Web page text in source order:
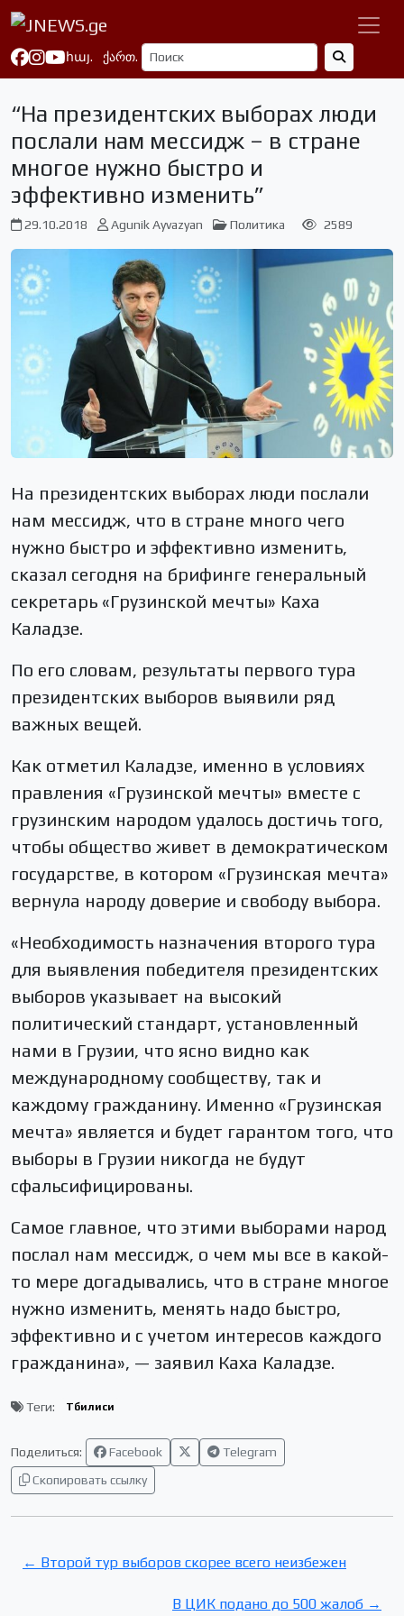
հայ. ქართ.
“На президентских выборах люди
послали нам мессидж – в стране
многое нужно быстро и
эффективно изменить”
29.10.2018 Agunik Ayvazyan Политика 2589
На президентских выборах люди послали
нам мессидж, что в стране много чего
нужно быстро и эффективно изменить,
сказал сегодня на брифинге генеральный
секретарь «Грузинской мечты» Каха
Каладзе.
По его словам, результаты первого тура
президентских выборов выявили ряд
важных вещей.
Как отметил Каладзе, именно в условиях
правления «Грузинской мечты» вместе с
грузинским народом удалось достичь того,
чтобы общество живет в демократическом
государстве, в котором «Грузинская мечта»
вернула народу доверие и свободу выбора.
«Необходимость назначения второго тура
для выявления победителя президентских
выборов указывает на высокий
политический стандарт, установленный
нами в Грузии, что ясно видно как
международному сообществу, так и
каждому гражданину. Именно «Грузинская
мечта» является и будет гарантом того, что
выборы в Грузии никогда не будут
сфальсифицированы.
Самое главное, что этими выборами народ
послал нам мессидж, о чем мы все в какой-
то мере догадывались, что в стране многое
нужно изменить, менять надо быстро,
эффективно и с учетом интересов каждого
гражданина», — заявил Каха Каладзе.
Теги: Тбилиси
Поделиться: Facebook
Telegram
Скопировать ссылку
← Второй тур выборов скорее всего неизбежен
В ЦИК подано до 500 жалоб →